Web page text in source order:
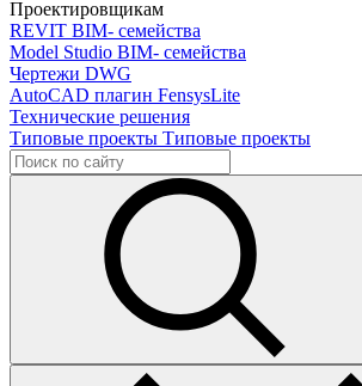
Проектировщикам
REVIT BIM- семейства
Model Studio BIM- семейства
Чертежи DWG
AutoCAD плагин FensysLite
Технические решения
Типовые проекты Типовые проекты